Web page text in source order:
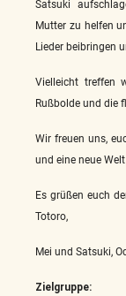
Satsuki
Mutter zu helfen
Lieder beibringen
Vielleicht treffen
Rußbolde und die
Wir freuen uns,
und eine neue
Es grüßen euch
Totoro,
Mei und Satsuki,
Zielgruppe: